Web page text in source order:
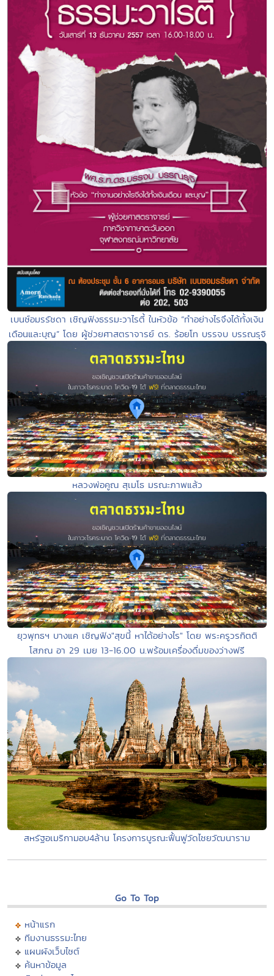
เบนซ์อมรรัชดา เชิญฟังธรรมะวาไรตี้ ในหัวข้อ “ทำอย่างไรจึงได้ทั้งเงิน
เดือนและบุญ” โดย ผู้ช่วยศาสตราจารย์ ดร. ร้อยโท บรรจบ บรรณรุจิ
หลวงพ่อคูณ สุเมโธ มรณะภาพแล้ว
ยุวพุทธฯ บางแค เชิญฟัง"สุขนี้ หาได้อย่างไร" โดย พระครูวรกิตติ
โสภณ อา 29 เมย 13-16.00 น.พร้อมเครื่องดื่มของว่างฟรี
สหรัฐอเมริกามอบ4ล้าน โครงการบูรณะฟื้นฟูวัดไชยวัฒนาราม
Go To Top
หน้าแรก
ทีมงานธรรมะไทย
แผนผังเว็บไซต์
ค้นหาข้อมูล